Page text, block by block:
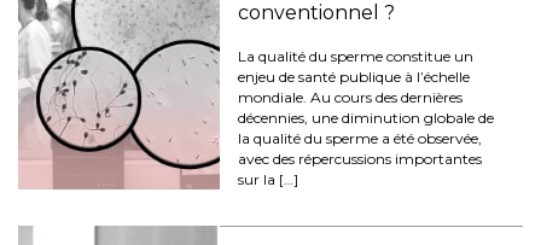
conventionnel ?
La qualité du sperme constitue un
enjeu de santé publique à l’échelle
mondiale. Au cours des dernières
décennies, une diminution globale de
la qualité du sperme a été observée,
avec des répercussions importantes
sur la […]